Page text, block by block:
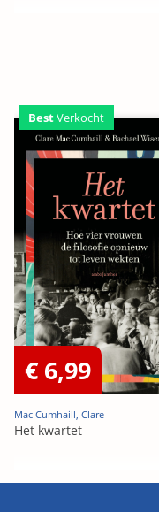
BestVerkocht
€ 6,99
Mac Cumhaill, Clare
Het kwartet